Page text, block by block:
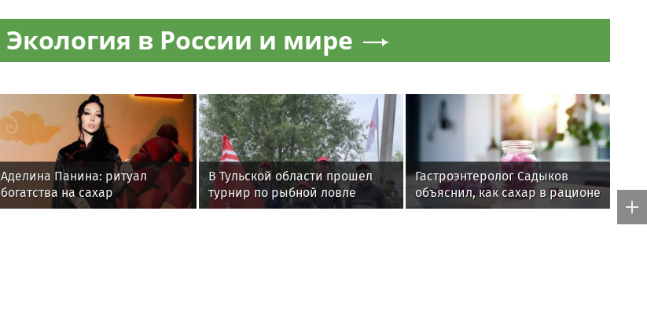
поймали
Подмосковье
Экология в России и мире
Аделина Панина: ритуал
богатства на сахар
В Тульской области прошел
турнир по рыбной ловле
среди команд
Гастроэнтеролог Садыков
объяснил, как сахар в рационе
ускоряет изнашивание тканей